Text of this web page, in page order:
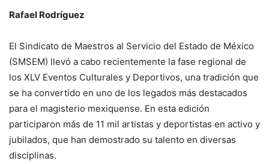
Rafael Rodríguez
El Sindicato de Maestros al Servicio del Estado de México
(SMSEM) llevó a cabo recientemente la fase regional de
los XLV Eventos Culturales y Deportivos, una tradición que
se ha convertido en uno de los legados más destacados
para el magisterio mexiquense. En esta edición
participaron más de 11 mil artistas y deportistas en activo y
jubilados, que han demostrado su talento en diversas
disciplinas.